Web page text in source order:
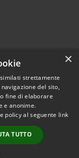
© 2026 • Comune di
Accesso
redazione
×
strettamente
del sito,
fine di elaborare
e anonime.
policy al seguente link
TUTTO